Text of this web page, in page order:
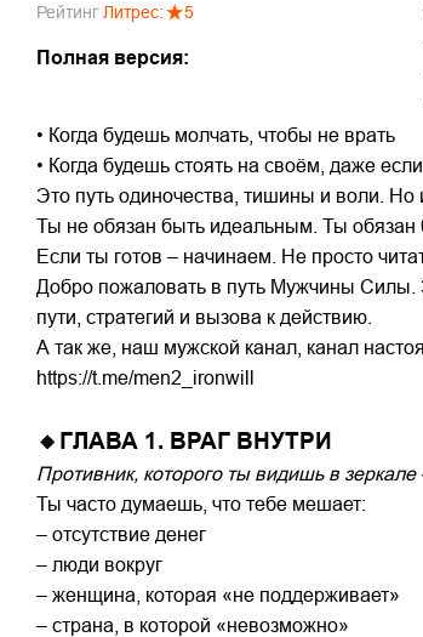
Рейтинг Литрес: 5
Полная версия:
• Когда будешь молчать, чтобы не врать
• Когда будешь стоять на своём, даже
Это путь одиночества, тишины и воли. Но
Ты не обязан быть идеальным. Ты обязан
Если ты готов – начинаем. Не просто
Добро пожаловать в путь Мужчины Силы.
пути, стратегий и вызова к действию.
А так же, наш мужской канал, канал
https://t.me/men2_ironwill
🔸ГЛАВА 1. ВРАГ ВНУТРИ
Противник, которого ты видишь в
Ты часто думаешь, что тебе мешает:
– отсутствие денег
– люди вокруг
– женщина, которая «не поддерживает»
– страна, в которой «невозможно»